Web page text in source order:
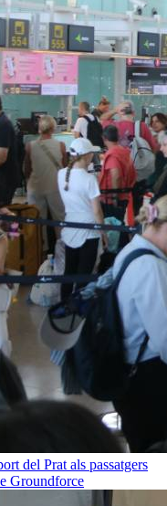
del Prat als passatgers
Groundforce